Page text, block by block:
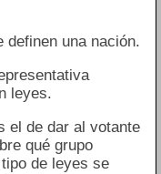
definen una nación.
leyes.
el de dar al votante
qué grupo
de leyes se